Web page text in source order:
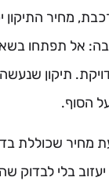
מחיר התיקון
אל תפתחו
תיקון
מחיר שכוללת
בלי לבדוק